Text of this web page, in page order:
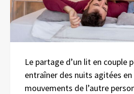
Le partage d’un lit en couple
entraîner des nuits agitées en
mouvements de l’autre